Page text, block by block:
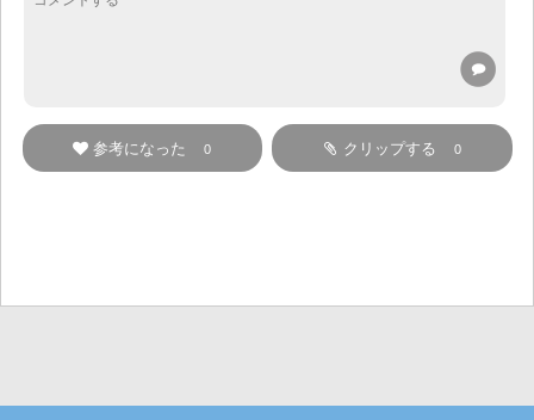
クリップする 0
参考になった 0